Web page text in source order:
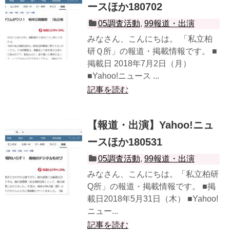
ースほか180702
05調査活動, 99報道・出演
みなさん、こんにちは。 「私立柏
研Ｑ所」の報道・掲載情報です。 ■
掲載日 2018年7月2日（月）
■Yahoo!ニュース ...
記事を読む
【報道・出演】Yahoo!ニュ
ースほか180531
05調査活動, 99報道・出演
みなさん、こんにちは。「私立柏研
Q所」の報道・掲載情報です。 ■掲
載日2018年5月31日（木） ■Yahoo!
ニュー...
記事を読む